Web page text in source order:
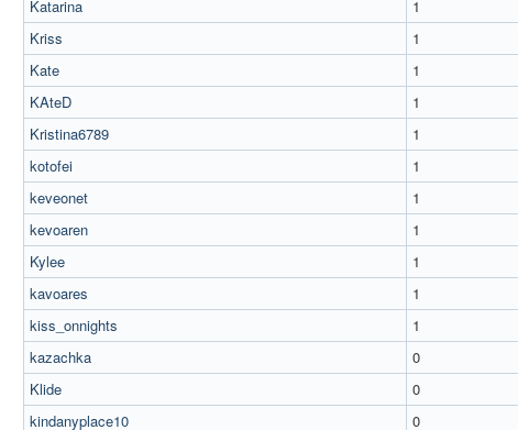
Katarina
1
Kriss
1
Kate
1
KAteD
1
Kristina6789
1
kotofei
1
keveonet
1
kevoaren
1
Kylee
1
kavoares
1
kiss_onnights
1
kazachka
0
Klide
0
kindanyplace10
0